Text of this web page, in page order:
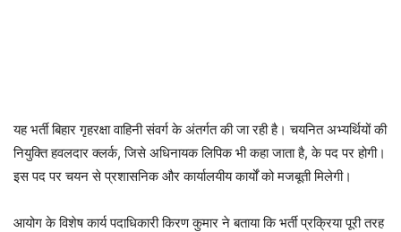
यह भर्ती बिहार गृहरक्षा वाहिनी संवर्ग के अंतर्गत की जा रही है। चयनित अभ्यर्थियों की
नियुक्ति हवलदार क्लर्क, जिसे अधिनायक लिपिक भी कहा जाता है, के पद पर होगी।
इस पद पर चयन से प्रशासनिक और कार्यालयीय कार्यों को मजबूती मिलेगी।
आयोग के विशेष कार्य पदाधिकारी किरण कुमार ने बताया कि भर्ती प्रक्रिया पूरी तरह